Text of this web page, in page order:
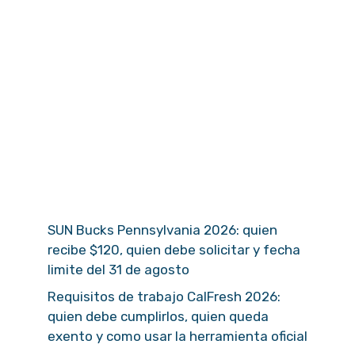
SUN Bucks Pennsylvania 2026: quien
recibe $120, quien debe solicitar y fecha
limite del 31 de agosto
Requisitos de trabajo CalFresh 2026:
quien debe cumplirlos, quien queda
exento y como usar la herramienta oficial